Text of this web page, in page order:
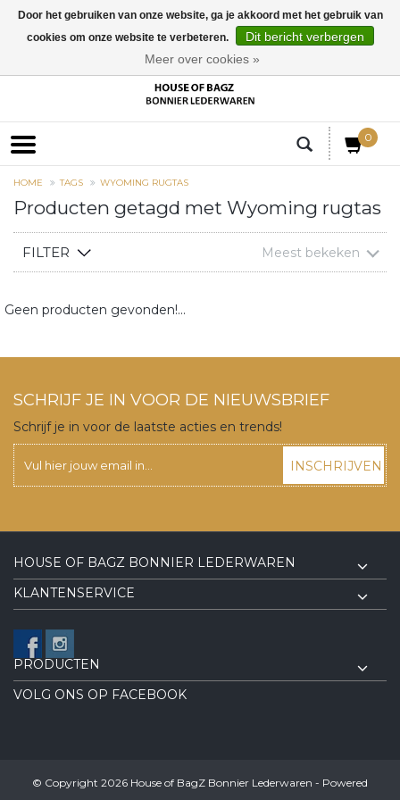
0
HOME TAGS WYOMING RUGTAS
Producten getagd met Wyoming rugtas
FILTER Meest bekeken
Geen producten gevonden!...
SCHRIJF JE IN VOOR DE NIEUWSBRIEF
Schrijf je in voor de laatste acties en trends!
INSCHRIJVEN
HOUSE OF BAGZ BONNIER LEDERWAREN
KLANTENSERVICE
PRODUCTEN
VOLG ONS OP FACEBOOK
© Copyright 2026 House of BagZ Bonnier Lederwaren - Powered
Door het gebruiken van onze website, ga je akkoord met het gebruik van
cookies om onze website te verbeteren.
Dit bericht verbergen
Meer over cookies »